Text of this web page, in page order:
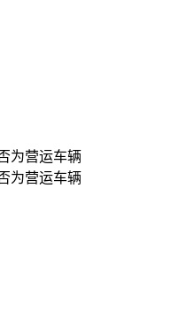
为营运车辆
为营运车辆